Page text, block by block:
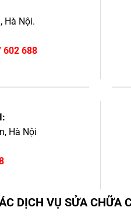
Hà Nội.
602 688
Hà Nội
DỊCH VỤ SỬA CHỮA